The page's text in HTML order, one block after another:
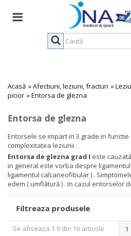
Acasă »Afectiuni, leziuni, fracturi »
picior »Entorsa de glezna
Entorsa de glezna
Entorsele se impart in 3 grade in
complexitatea leziunii .
Entorsa de glezna grad I este
in general este vorba despre
ligamentul calcaneofibular ) .
edem ( umflătură ) . In cazul entorselor
Filtreaza produsele
1
Se afiseaza 1-9 din 16 articole